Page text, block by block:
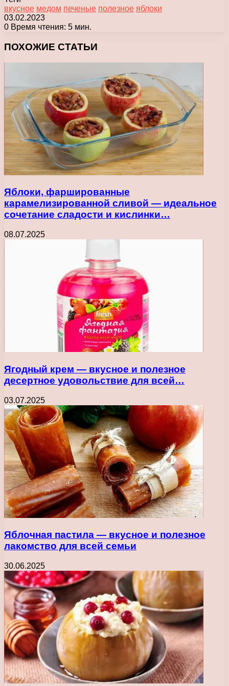
вкусное медом печеные полезное яблоки
03.02.2023
0 Время чтения: 5 мин.
ПОХОЖИЕ СТАТЬИ
Яблоки, фаршированные
карамелизированной сливой — идеальное
сочетание сладости и кислинки…
08.07.2025
Ягодный крем — вкусное и полезное
десертное удовольствие для всей…
03.07.2025
Яблочная пастила — вкусное и полезное
лакомство для всей семьи
30.06.2025